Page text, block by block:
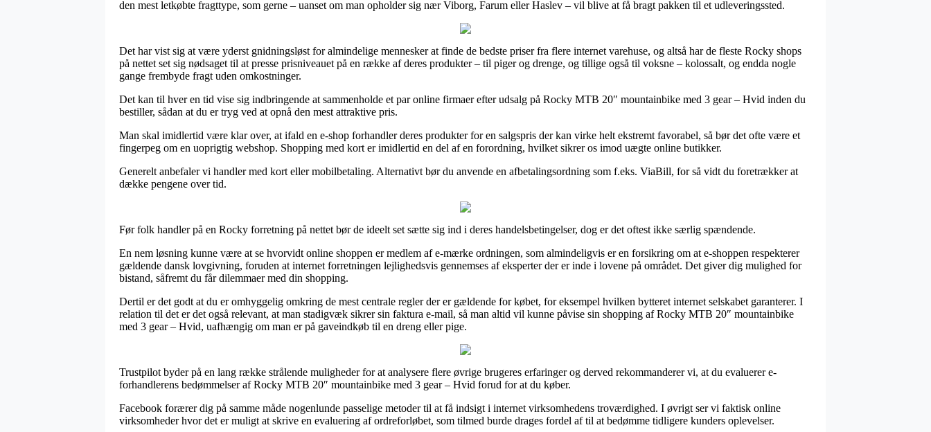
den mest letkøbte fragttype, som gerne – uanset om man opholder sig nær Viborg, Farum eller Haslev – vil blive at få bragt pakken til et udleveringssted.
Det har vist sig at være yderst gnidningsløst for almindelige mennesker at finde de bedste priser fra flere internet varehuse, og altså har de fleste Rocky shops
på nettet set sig nødsaget til at presse prisniveauet på en række af deres produkter – til piger og drenge, og tillige også til voksne – kolossalt, og endda nogle
gange frembyde fragt uden omkostninger.
Det kan til hver en tid vise sig indbringende at sammenholde et par online firmaer efter udsalg på Rocky MTB 20″ mountainbike med 3 gear – Hvid inden du
bestiller, sådan at du er tryg ved at opnå den mest attraktive pris.
Man skal imidlertid være klar over, at ifald en e-shop forhandler deres produkter for en salgspris der kan virke helt ekstremt favorabel, så bør det ofte være et
fingerpeg om en uoprigtig webshop. Shopping med kort er imidlertid en del af en forordning, hvilket sikrer os imod uægte online butikker.
Generelt anbefaler vi handler med kort eller mobilbetaling. Alternativt bør du anvende en afbetalingsordning som f.eks. ViaBill, for så vidt du foretrækker at
dække pengene over tid.
Før folk handler på en Rocky forretning på nettet bør de ideelt set sætte sig ind i deres handelsbetingelser, dog er det oftest ikke særlig spændende.
En nem løsning kunne være at se hvorvidt online shoppen er medlem af e-mærke ordningen, som almindeligvis er en forsikring om at e-shoppen respekterer
gældende dansk lovgivning, foruden at internet forretningen lejlighedsvis gennemses af eksperter der er inde i lovene på området. Det giver dig mulighed for
bistand, såfremt du får dilemmaer med din shopping.
Dertil er det godt at du er omhyggelig omkring de mest centrale regler der er gældende for købet, for eksempel hvilken bytteret internet selskabet garanterer. I
relation til det er det også relevant, at man stadigvæk sikrer sin faktura e-mail, så man altid vil kunne påvise sin shopping af Rocky MTB 20″ mountainbike
med 3 gear – Hvid, uafhængig om man er på gaveindkøb til en dreng eller pige.
Trustpilot byder på en lang række strålende muligheder for at analysere flere øvrige brugeres erfaringer og derved rekommanderer vi, at du evaluerer e-
forhandlerens bedømmelser af Rocky MTB 20″ mountainbike med 3 gear – Hvid forud for at du køber.
Facebook forærer dig på samme måde nogenlunde passelige metoder til at få indsigt i internet virksomhedens troværdighed. I øvrigt ser vi faktisk online
virksomheder hvor det er muligt at skrive en evaluering af ordreforløbet, som tilmed burde drages fordel af til at bedømme tidligere kunders oplevelser.